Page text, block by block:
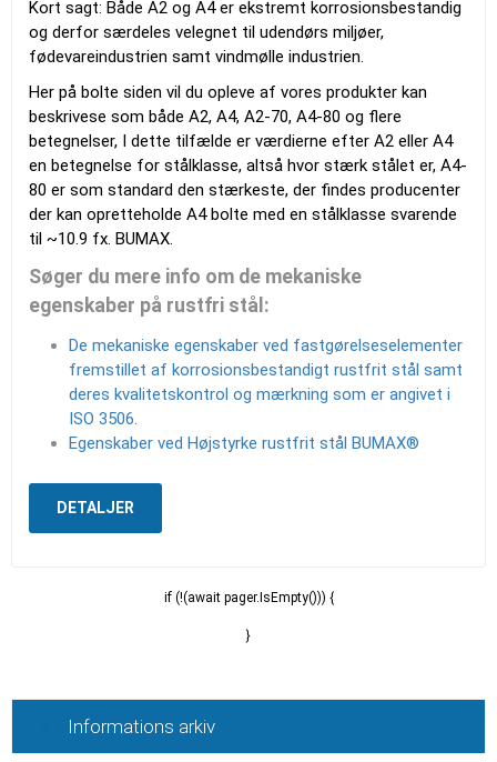
Kort sagt: Både A2 og A4 er ekstremt korrosionsbestandig
og derfor særdeles velegnet til udendørs miljøer,
fødevareindustrien samt vindmølle industrien.
Her på bolte siden vil du opleve af vores produkter kan
beskrivese som både A2, A4, A2-70, A4-80 og flere
betegnelser, I dette tilfælde er værdierne efter A2 eller A4
en betegnelse for stålklasse, altså hvor stærk stålet er, A4-
80 er som standard den stærkeste, der findes producenter
der kan opretteholde A4 bolte med en stålklasse svarende
til ~10.9 fx. BUMAX.
Søger du mere info om de mekaniske
egenskaber på rustfri stål:
De mekaniske egenskaber ved fastgørelseselementer
fremstillet af korrosionsbestandigt rustfrit stål samt
deres kvalitetskontrol og mærkning som er angivet i
ISO 3506.
Egenskaber ved Højstyrke rustfrit stål BUMAX®
DETALJER
if (!(await pager.IsEmpty())) {
}
Informations arkiv